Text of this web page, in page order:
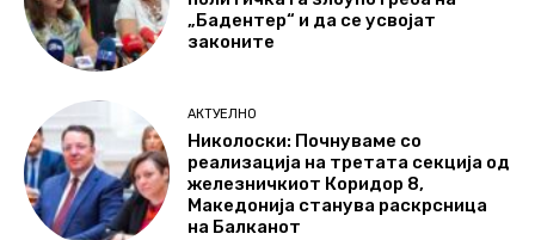
„Бадентер“ и да се усвојат
законите
АКТУЕЛНО
Николоски: Почнуваме со
реализација на третата секција од
железничкиот Коридор 8,
Македонија станува раскрсница
на Балканот